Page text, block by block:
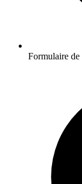
Formulaire de